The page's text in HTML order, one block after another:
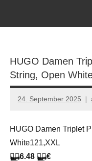
HUGO Damen
String, Open
24. September 2025
HUGO Damen Triplet
White121,XXL
🏴‍☠️6.48 🏴‍☠️€